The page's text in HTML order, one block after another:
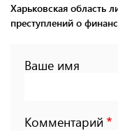
Харьковская область
преступлений о
Ваше имя
Комментарий